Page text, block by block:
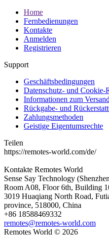
Home
Fernbedienungen
Kontakte
Anmelden
Registrieren
Support
Geschäftsbedingungen
Datenschutz- und Cookie-
Informationen zum Versand
Rückgabe- und
Zahlungsmethoden
Geistige Eigentumsrechte
Teilen
https://remotes-world.com/de/
Kontakte Remotes World
Sense Say Technology
Room A08, Floor 6th, Building
3019 Huaqiang North Road,
province, 518000, China
+86 18588469332
remotes@remotes-world.com
Remotes World © 2026